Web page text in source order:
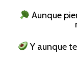
Aunque
Y aunque